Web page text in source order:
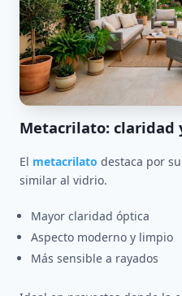
Metacrilato: claridad
El metacrilato destaca por
similar al vidrio.
Mayor claridad óptica
Aspecto moderno y limpio
Más sensible a rayados